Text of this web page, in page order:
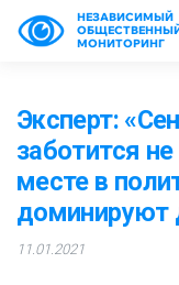
НЕЗАВИСИМЫЙ
МОНИТОРИНГ
Эксперт:
заботится
месте в
доминируют
11.01.2021